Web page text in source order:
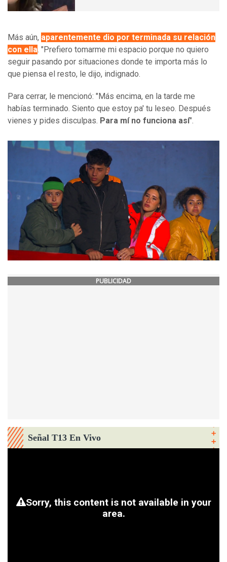
Más aún, aparentemente dio por terminada su relación
con ella. "Prefiero tomarme mi espacio porque no quiero
seguir pasando por situaciones donde te importa más lo
que piensa el resto, le dijo, indignado.
Para cerrar, le mencionó: "Más encima, en la tarde me
habías terminado. Siento que estoy pa' tu leseo. Después
vienes y pides disculpas. Para mí no funciona así".
PUBLICIDAD
Señal T13 En Vivo